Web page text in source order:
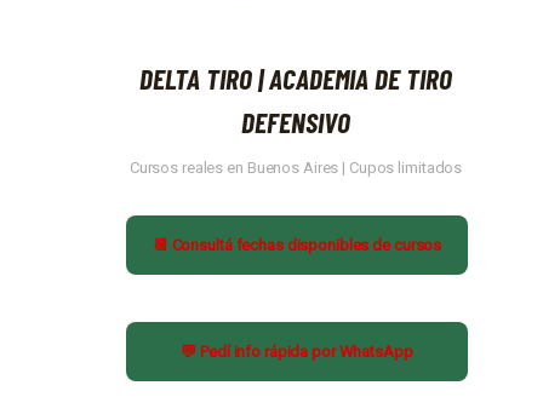
DELTA TIRO | ACADEMIA DE TIRO
DEFENSIVO
Cursos reales en Buenos Aires | Cupos limitados
📆 Consultá fechas disponibles de cursos
💬 Pedí info rápida por WhatsApp